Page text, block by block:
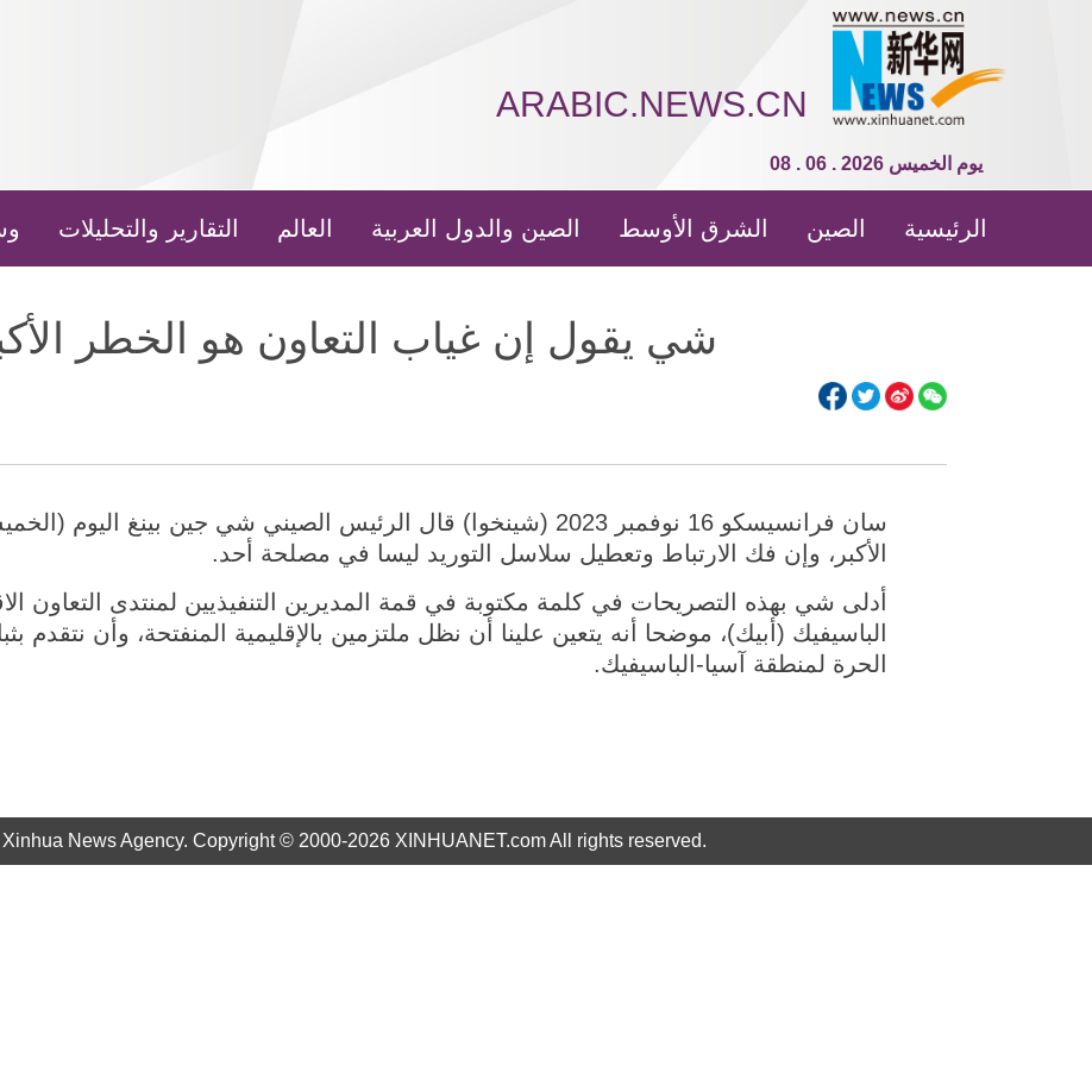
ARABIC.NEWS.CN
08 . 06 . 2026 يوم الخميس
الرئيسية الصين الشرق الأوسط الصين والدول العربية العالم التقارير والتحليلات
شي يقول إن غياب التعاون هو الخطر
سان فرانسيسكو 16 نوفمبر 2023 (شينخوا) قال الرئيس الصيني شي جين بينغ
الأكبر، وإن فك الارتباط وتعطيل سلاسل التوريد ليسا في مصلحة أحد.
أدلى شي بهذه التصريحات في كلمة مكتوبة في قمة المديرين التنفيذيين لمنتدى التعاون
الباسيفيك (أبيك)، موضحا أنه يتعين علينا أن نظل ملتزمين بالإقليمية المنفتحة، وأن نتقدم
الحرة لمنطقة آسيا-الباسيفيك.
News Agency. Copyright © 2000-2026 XINHUANET.com All rights reserved.